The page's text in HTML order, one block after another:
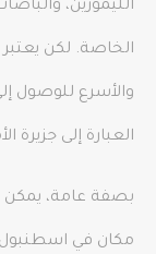
الليموزين،
الخاصة. لكن يعتبر
والأسرع للوصول
العبارة إلى جزيرة
بصفة عامة، يمكن
مكان في اسطنبول